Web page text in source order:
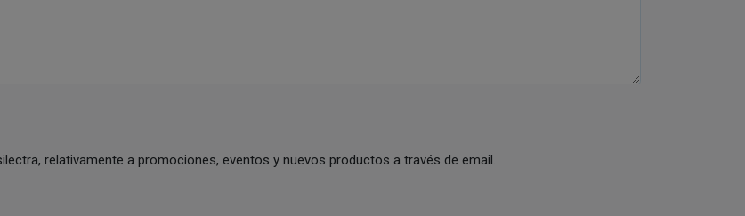
relativamente a promociones, eventos y nuevos productos a través de email.